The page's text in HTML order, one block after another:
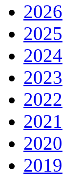
2026
2025
2024
2023
2022
2021
2020
2019